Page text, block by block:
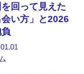
回って見えた
会い方」と2026